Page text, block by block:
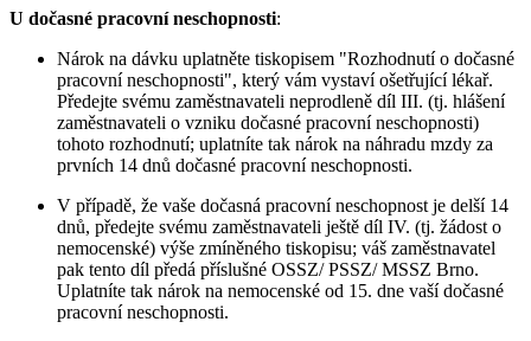
U dočasné pracovní neschopnosti:
Nárok na dávku uplatněte tiskopisem "Rozhodnutí o dočasné
pracovní neschopnosti", který vám vystaví ošetřující lékař.
Předejte svému zaměstnavateli neprodleně díl III. (tj. hlášení
zaměstnavateli o vzniku dočasné pracovní neschopnosti)
tohoto rozhodnutí; uplatníte tak nárok na náhradu mzdy za
prvních 14 dnů dočasné pracovní neschopnosti.
V případě, že vaše dočasná pracovní neschopnost je delší 14
dnů, předejte svému zaměstnavateli ještě díl IV. (tj. žádost o
nemocenské) výše zmíněného tiskopisu; váš zaměstnavatel
pak tento díl předá příslušné OSSZ/ PSSZ/ MSSZ Brno.
Uplatníte tak nárok na nemocenské od 15. dne vaší dočasné
pracovní neschopnosti.